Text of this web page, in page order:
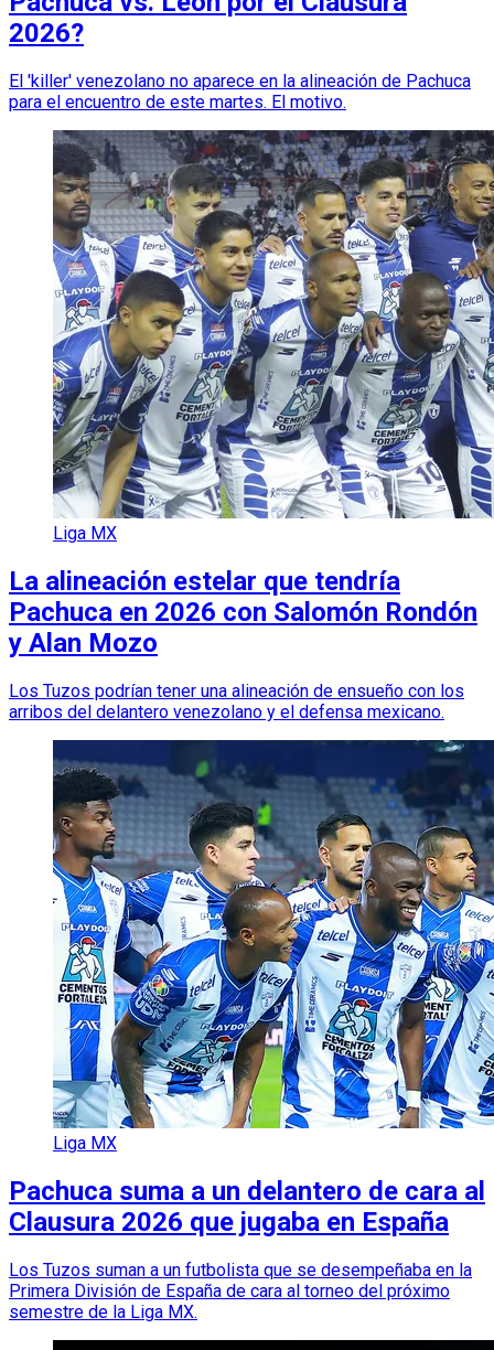
2026?
El 'killer' venezolano no aparece en la alineación de Pachuca
para el encuentro de este martes. El motivo.
Liga MX
La alineación estelar que tendría
Pachuca en 2026 con Salomón Rondón
y Alan Mozo
Los Tuzos podrían tener una alineación de ensueño con los
arribos del delantero venezolano y el defensa mexicano.
Liga MX
Pachuca suma a un delantero de cara al
Clausura 2026 que jugaba en España
Los Tuzos suman a un futbolista que se desempeñaba en la
Primera División de España de cara al torneo del próximo
semestre de la Liga MX.